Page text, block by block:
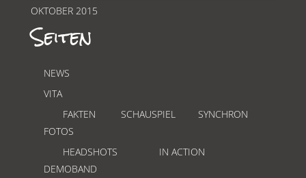
OKTOBER 2015
Seiten
NEWS
VITA
FAKTEN
SCHAUSPIEL
SYNCHRON
FOTOS
HEADSHOTS
IN ACTION
DEMOBAND